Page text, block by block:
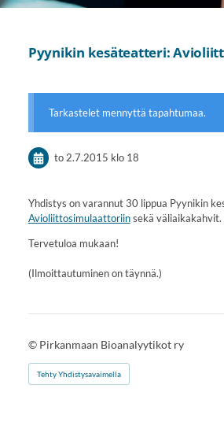
Pyynikin kesäteatteri:
Tarkastelet mennyttä tapahtumaa.
to 2.7.2015 klo 18
Yhdistys on varannut 30 lippua Pyynikin
Avioliittosimulaattoriinsekä väliaikakahvit.
Tervetuloa mukaan!
(Ilmoittautuminen on täynnä.)
© Pirkanmaan Bioanalyytikot ry
Tehty Yhdistysavaimella